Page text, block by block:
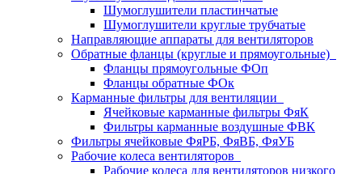
Шумоглушители пластинчатые
Шумоглушители круглые трубчатые
Направляющие аппараты для вентиляторов
Обратные фланцы (круглые и прямоугольные)
Фланцы прямоугольные ФОп
Фланцы обратные ФОк
Карманные фильтры для вентиляции
Ячейковые карманные фильтры ФяК
Фильтры карманные воздушные ФВК
Фильтры ячейковые ФяРБ, ФяВБ, ФяУБ
Рабочие колеса вентиляторов
Рабочие колеса для вентиляторов низкого